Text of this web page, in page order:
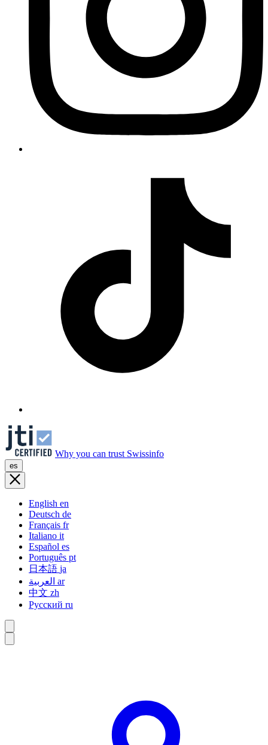
Why you can trust Swissinfo
es
English en
Deutsch de
Français fr
Italiano it
Español es
Português pt
日本語 ja
ar
中文 zh
Русский ru